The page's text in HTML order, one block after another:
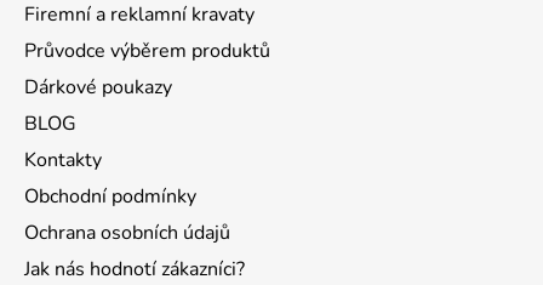
Firemní a reklamní kravaty
Průvodce výběrem produktů
Dárkové poukazy
BLOG
Kontakty
Obchodní podmínky
Ochrana osobních údajů
Jak nás hodnotí zákazníci?